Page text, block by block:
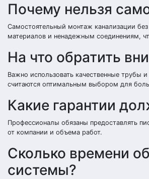
Почему нельзя
Самостоятельный монтаж канализации
материалов и ненадежным соединениям,
На что обратить
Важно использовать качественные
считаются оптимальным выбором для
Какие гарантии
Профессионалы обязаны предоставлять
от компании и объема работ.
Сколько времени
системы?